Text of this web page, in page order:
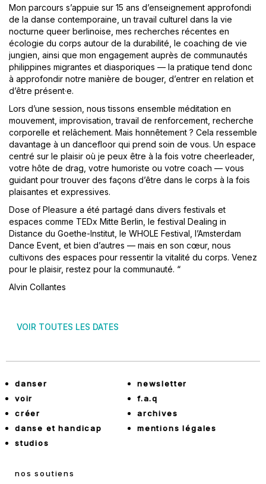
Mon parcours s’appuie sur 15 ans d’enseignement approfondi
de la danse contemporaine, un travail culturel dans la vie
nocturne queer berlinoise, mes recherches récentes en
écologie du corps autour de la durabilité, le coaching de vie
jungien, ainsi que mon engagement auprès de communautés
philippines migrantes et diasporiques — la pratique tend donc
à approfondir notre manière de bouger, d’entrer en relation et
d’être présent·e.
Lors d’une session, nous tissons ensemble méditation en
mouvement, improvisation, travail de renforcement, recherche
corporelle et relâchement. Mais honnêtement ? Cela ressemble
davantage à un dancefloor qui prend soin de vous. Un espace
centré sur le plaisir où je peux être à la fois votre cheerleader,
votre hôte de drag, votre humoriste ou votre coach — vous
guidant pour trouver des façons d’être dans le corps à la fois
plaisantes et expressives.
Dose of Pleasure a été partagé dans divers festivals et
espaces comme TEDx Mitte Berlin, le festival Dealing in
Distance du Goethe-Institut, le WHOLE Festival, l’Amsterdam
Dance Event, et bien d’autres — mais en son cœur, nous
cultivons des espaces pour ressentir la vitalité du corps. Venez
pour le plaisir, restez pour la communauté. “
Alvin Collantes
VOIR TOUTES LES DATES
danser
voir
créer
danse et handicap
studios
newsletter
f.a.q
archives
mentions légales
nos soutiens